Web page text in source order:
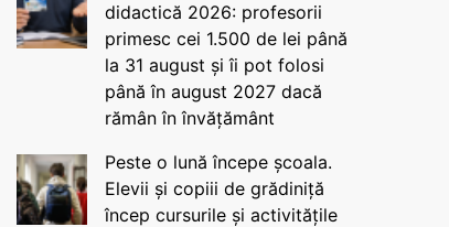
didactică 2026: profesorii
primesc cei 1.500 de lei până
la 31 august și îi pot folosi
până în august 2027 dacă
rămân în învățământ
Peste o lună începe școala.
Elevii și copiii de grădiniță
încep cursurile și activitățile